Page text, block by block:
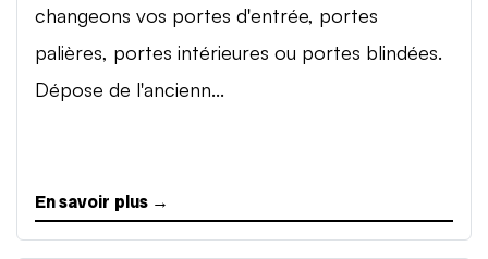
changeons vos portes d'entrée, portes
palières, portes intérieures ou portes blindées.
Dépose de l'ancienn...
En savoir plus →